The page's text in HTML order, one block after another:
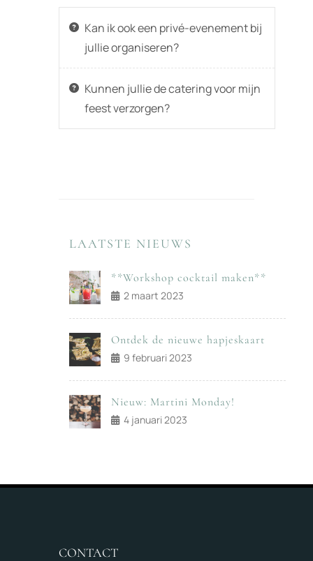
Kan ik ook een privé-evenement bij
jullie organiseren?
Kunnen jullie de catering voor mijn
feest verzorgen?
LAATSTE NIEUWS
**Workshop cocktail maken**
2 maart 2023
Ontdek de nieuwe hapjeskaart
9 februari 2023
Nieuw: Martini Monday!
4 januari 2023
CONTACT